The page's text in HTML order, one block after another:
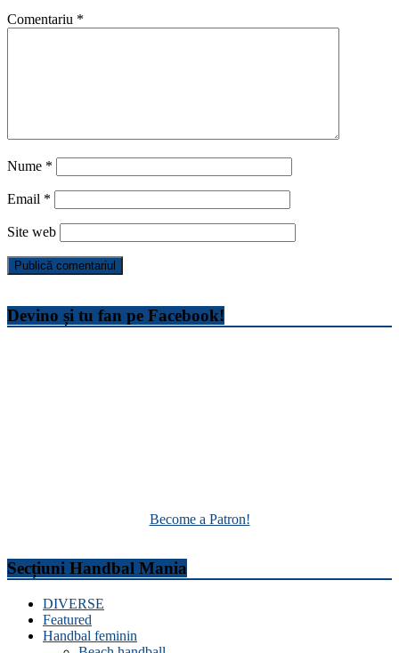
Comentariu *
Nume *
Email *
Site web
Devino și tu fan pe Facebook!
Become a Patron!
Secțiuni Handbal Mania
DIVERSE
Featured
Handbal feminin